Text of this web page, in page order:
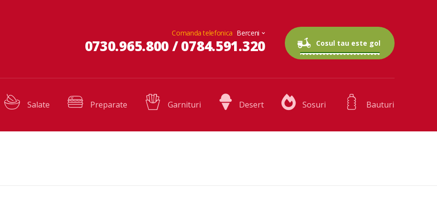
Comanda telefonica
0730.965.800 / 0784.591.320 Cosul tau este gol
0 articole 0.00 lei
Salate Preparate Garnituri Desert Sosuri Bauturi